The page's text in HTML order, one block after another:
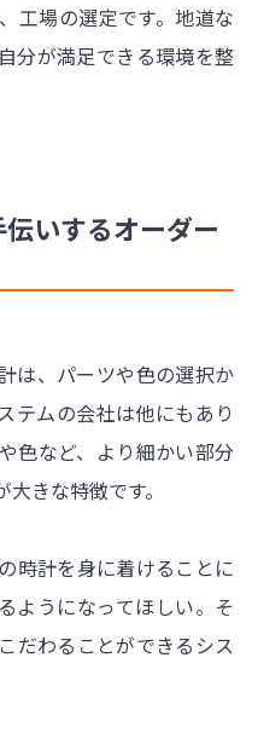
工場の選定です。地道な
分が満足できる環境を整
いするオーダー
は、パーツや色の選択か
テムの会社は他にもあり
色など、より細かい部分
きな特徴です。
時計を身に着けることに
ようになってほしい。そ
だわることができるシス